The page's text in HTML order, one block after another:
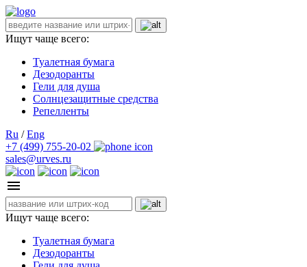
Ищут чаще всего:
Туалетная бумага
Дезодоранты
Гели для душа
Солнцезащитные средства
Репелленты
Ru / Eng
+7 (499) 755-20-02
sales@urves.ru
Ищут чаще всего:
Туалетная бумага
Дезодоранты